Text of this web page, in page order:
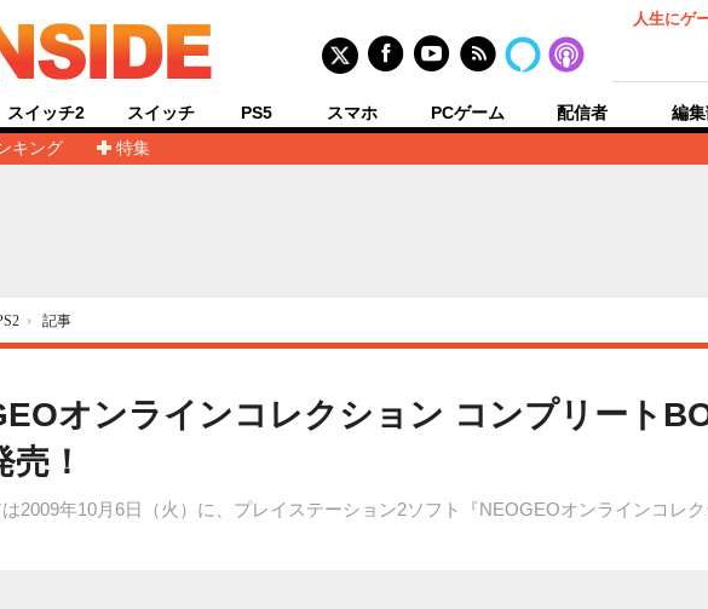
人生にゲ
キング
特集
スイッチ2 スイッチ PS5 スマホ PCゲーム 配信者 編
› 記事
オンラインコレクション コンプリート
！
2009年10月6日（火）に、プレイステーション2ソフト『NEOGEOオンラインコレ